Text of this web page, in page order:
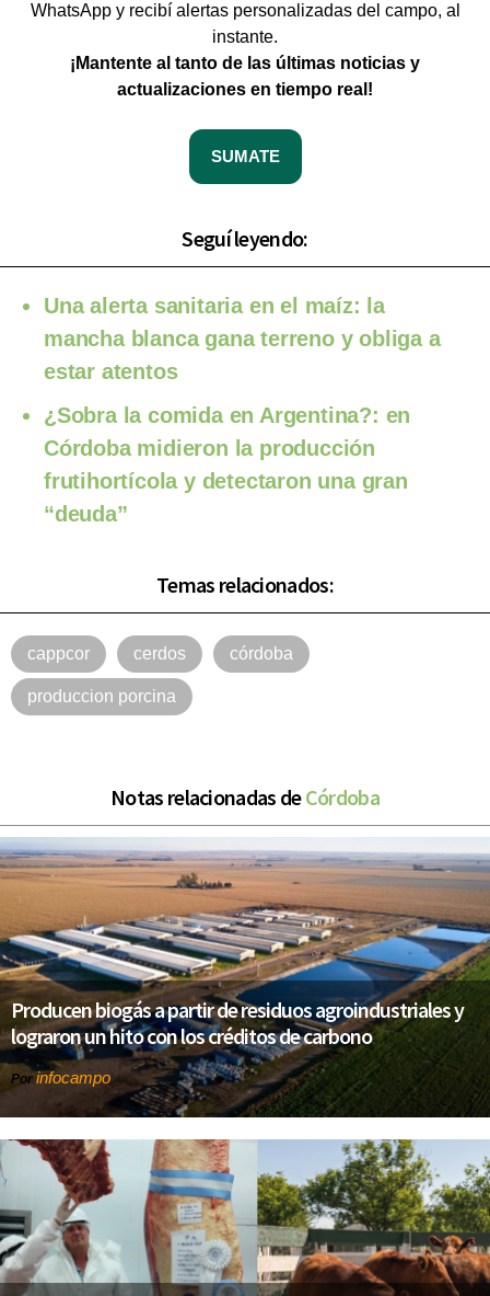
WhatsApp y recibí alertas personalizadas del campo, al
instante.
¡Mantente al tanto de las últimas noticias y
actualizaciones en tiempo real!
SUMATE
Seguí leyendo:
Una alerta sanitaria en el maíz: la
mancha blanca gana terreno y obliga a
estar atentos
¿Sobra la comida en Argentina?: en
Córdoba midieron la producción
frutihortícola y detectaron una gran
“deuda”
Temas relacionados:
cappcor cerdos córdoba
produccion porcina
Notas relacionadas deCórdoba
Producen biogás a partir de residuos agroindustriales y
lograron un hito con los créditos de carbono
Por infocampo